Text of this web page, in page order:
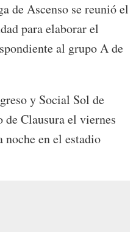
de Ascenso se reunió el
para elaborar el
al grupo A de
y Social Sol de
Clausura el viernes
noche en el estadio